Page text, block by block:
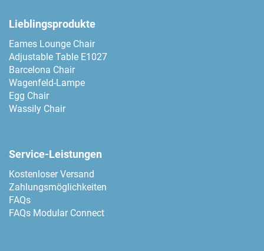
Lieblingsprodukte
Eames Lounge Chair
Adjustable Table E1027
Barcelona Chair
Wagenfeld-Lampe
Egg Chair
Wassily Chair
Service-Leistungen
Kostenloser Versand
Zahlungsmöglichkeiten
FAQs
FAQs Modular Connect